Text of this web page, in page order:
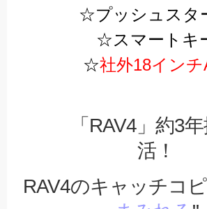
☆プッシュスタ
☆スマートキ
☆社外18インチ
「RAV4」約3年
活！
RAV4のキャッチコ